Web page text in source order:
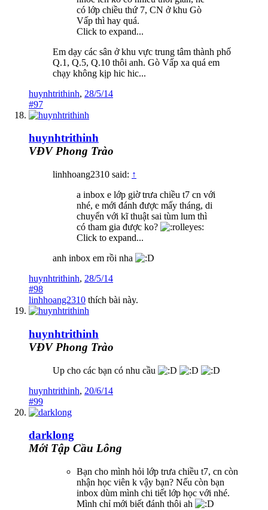
có lớp chiều thứ 7, CN ở khu Gò
Vấp thì hay quá.
Click to expand...
Em dạy các sân ở khu vực trung tâm thành phố
Q.1, Q.5, Q.10 thôi anh. Gò Vấp xa quá em
chạy không kịp hic hic...
huynhtrithinh, 28/5/14
#97
huynhtrithinh
VĐV Phong Trào
linhhoang2310 said: ↑
a inbox e lớp giờ trưa chiều t7 cn với
nhé, e mới đánh được mấy tháng, di
chuyển với kĩ thuật sai tùm lum thì
có tham gia được ko?
Click to expand...
anh inbox em rồi nha
huynhtrithinh, 28/5/14
#98
linhhoang2310 thích bài này.
huynhtrithinh
VĐV Phong Trào
Up cho các bạn có nhu cầu
huynhtrithinh, 20/6/14
#99
darklong
Mới Tập Cầu Lông
Bạn cho mình hỏi lớp trưa chiều t7, cn còn
nhận học viên k vậy bạn? Nếu còn bạn
inbox dùm mình chi tiết lớp học với nhé.
Mình chỉ mới biết đánh thôi ah